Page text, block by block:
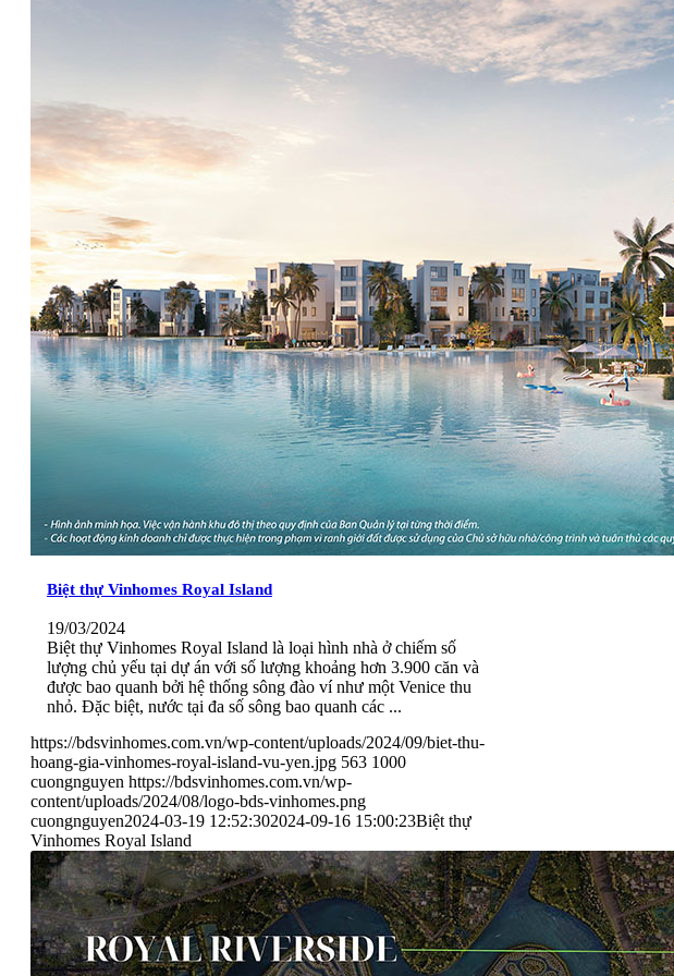
Biệt thự Vinhomes Royal Island
19/03/2024
Biệt thự Vinhomes Royal Island là loại hình nhà ở chiếm số
lượng chủ yếu tại dự án với số lượng khoảng hơn 3.900 căn và
được bao quanh bởi hệ thống sông đào ví như một Venice thu
nhỏ. Đặc biệt, nước tại đa số sông bao quanh các ...
https://bdsvinhomes.com.vn/wp-content/uploads/2024/09/biet-thu-
hoang-gia-vinhomes-royal-island-vu-yen.jpg 563 1000
cuongnguyen https://bdsvinhomes.com.vn/wp-
content/uploads/2024/08/logo-bds-vinhomes.png
cuongnguyen2024-03-19 12:52:302024-09-16 15:00:23Biệt thự
Vinhomes Royal Island